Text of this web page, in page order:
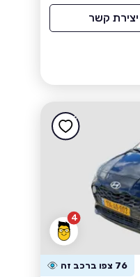
יצירת קשר
4
76 צפו ברכב זה